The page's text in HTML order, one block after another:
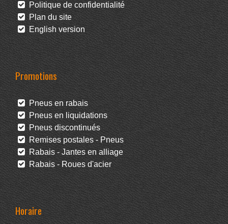
Politique de confidentialité
Plan du site
English version
Promotions
Pneus en rabais
Pneus en liquidations
Pneus discontinués
Remises postales - Pneus
Rabais - Jantes en alliage
Rabais - Roues d'acier
Horaire